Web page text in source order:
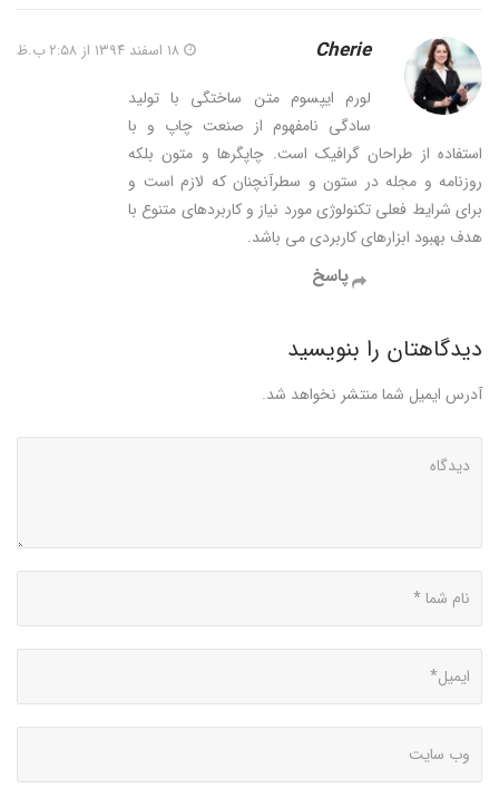
Cherie
لورم ایپسوم متن ساختگی با تولید
سادگی نامفهوم از صنعت چاپ و با
استفاده از طراحان گرافیک است. چاپگرها و متون بلکه
روزنامه و مجله در ستون و سطرآنچنان که لازم است و
برای شرایط فعلی تکنولوژی مورد نیاز و کاربردهای متنوع با
هدف بهبود ابزارهای کاربردی می باشد.
پاسخ
دیدگاهتان را بنویسید
آدرس ایمیل شما منتشر نخواهد شد.